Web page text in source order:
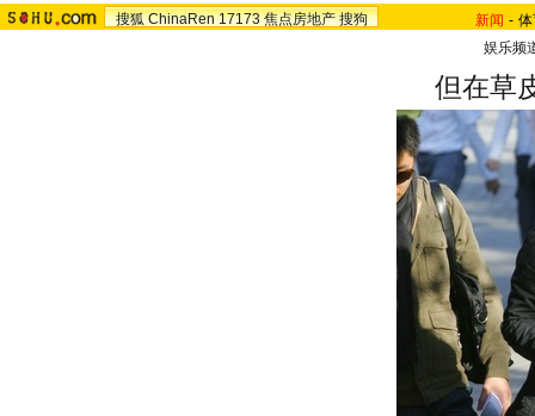
搜狐 ChinaRen 17173 焦点房地产 搜狗 新闻 -
娱乐频
但在草